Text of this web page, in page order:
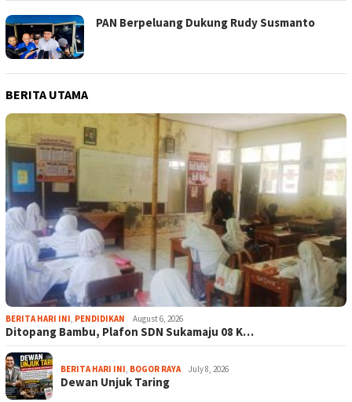
PAN Berpeluang Dukung Rudy Susmanto
BERITA UTAMA
BERITA HARI INI, PENDIDIKAN August 6, 2026
Ditopang Bambu, Plafon SDN Sukamaju 08 K…
BERITA HARI INI, BOGOR RAYA July 8, 2026
Dewan Unjuk Taring